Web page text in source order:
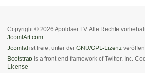
Copyright © 2026 Apoldaer LV. Alle Rechte
JoomlArt.com.
Joomla! ist freie, unter der GNU/GPL-Lizenz
Bootstrap is a front-end framework of Twitter, Inc.
License.